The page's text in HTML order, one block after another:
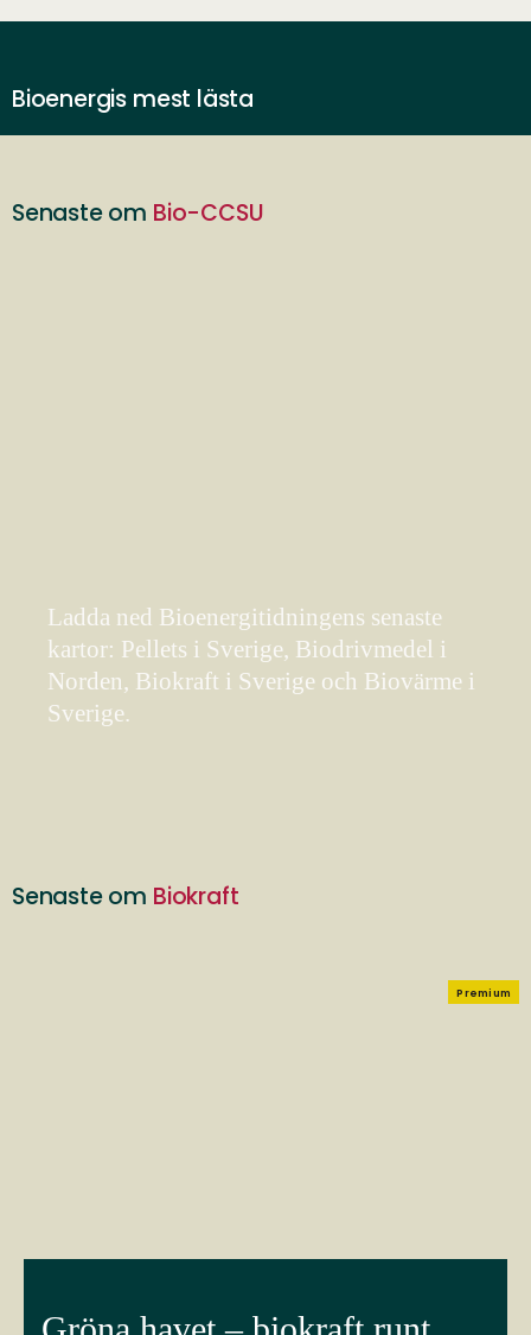
Bioenergis mest lästa
Senaste om Bio-CCSU
Ladda ned Bioenergitidningens senaste
kartor: Pellets i Sverige, Biodrivmedel i
Norden, Biokraft i Sverige och Biovärme i
Sverige.
Senaste om Biokraft
Premium